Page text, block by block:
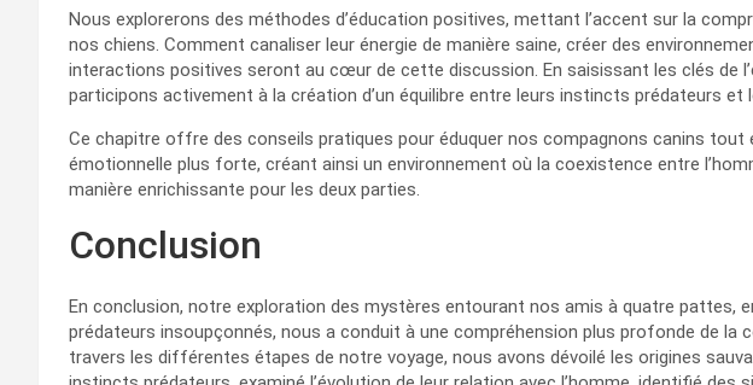
Nous explorerons des méthodes d’éducation positives, mettant l’accent sur la
nos chiens. Comment canaliser leur énergie de manière saine, créer des
interactions positives seront au cœur de cette discussion. En saisissant les clés de
participons activement à la création d’un équilibre entre leurs instincts prédateurs et
Ce chapitre offre des conseils pratiques pour éduquer nos compagnons canins tout
émotionnelle plus forte, créant ainsi un environnement où la coexistence entre
manière enrichissante pour les deux parties.
Conclusion
En conclusion, notre exploration des mystères entourant nos amis à quatre pattes,
prédateurs insoupçonnés, nous a conduit à une compréhension plus profonde de la
travers les différentes étapes de notre voyage, nous avons dévoilé les origines